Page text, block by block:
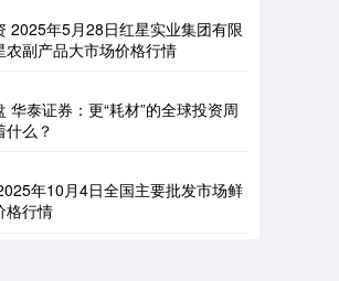
2025年5月28日红星实业集团有限
农副产品大市场价格行情
华泰证券：更“耗材”的全球投资周
什么？
年10月4日全国主要批发市场鲜
格行情